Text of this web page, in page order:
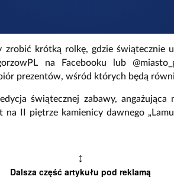
zrobić krótką rolkę, gdzie świątecznie
na Facebooku lub
prezentów, wśród których będą
świątecznej zabawy, angażująca
na II piętrze kamienicy dawnego
↕
Dalsza część artykułu pod reklamą